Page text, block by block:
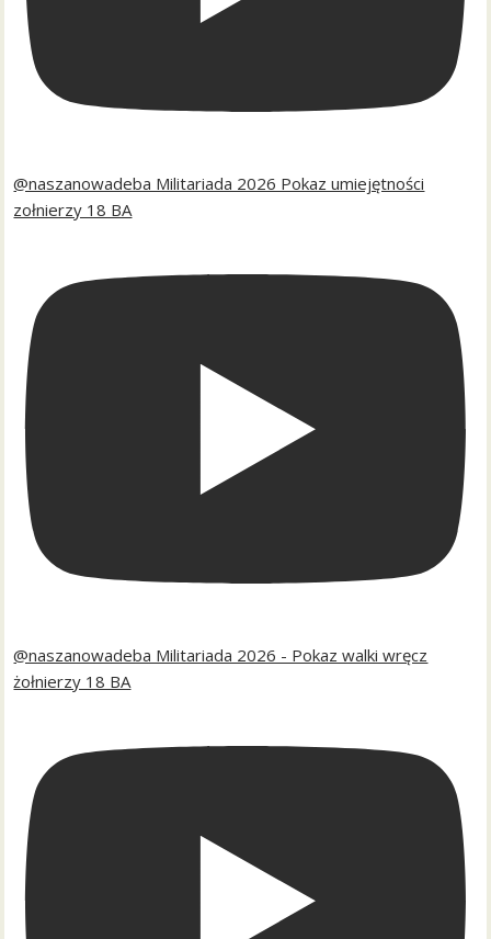
@naszanowadeba Militariada 2026 Pokaz umiejętności
zołnierzy 18 BA
@naszanowadeba Militariada 2026 - Pokaz walki wręcz
żołnierzy 18 BA